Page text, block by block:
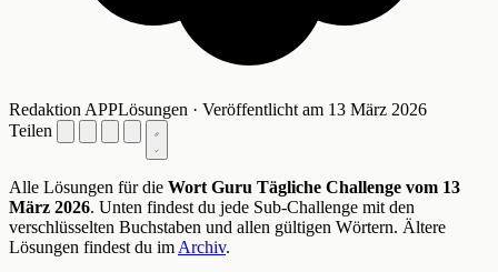
Redaktion APPLösungen · Veröffentlicht am 13 März 2026
Teilen
Alle Lösungen für die Wort Guru Tägliche Challenge vom 13
März 2026. Unten findest du jede Sub-Challenge mit den
verschlüsselten Buchstaben und allen gültigen Wörtern. Ältere
Lösungen findest du imArchiv.